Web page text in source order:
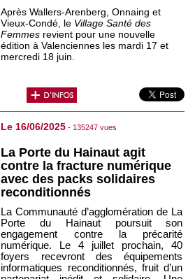
Après Wallers-Arenberg, Onnaing et
Vieux-Condé, le Village Santé des
Femmes revient pour une nouvelle
édition à Valenciennes les mardi 17 et
mercredi 18 juin.
Le 16/06/2025 - 135247 vues
La Porte du Hainaut agit
contre la fracture numérique
avec des packs solidaires
reconditionnés
La Communauté d’agglomération de La
Porte du Hainaut poursuit son
engagement contre la précarité
numérique. Le 4 juillet prochain, 40
foyers recevront des équipements
informatiques reconditionnés, fruit d’un